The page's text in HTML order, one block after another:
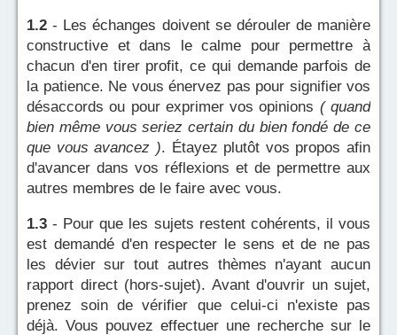
1.2 - Les échanges doivent se dérouler de manière
constructive et dans le calme pour permettre à
chacun d'en tirer profit, ce qui demande parfois de
la patience. Ne vous énervez pas pour signifier vos
désaccords ou pour exprimer vos opinions ( quand
bien même vous seriez certain du bien fondé de ce
que vous avancez ). Étayez plutôt vos propos afin
d'avancer dans vos réflexions et de permettre aux
autres membres de le faire avec vous.
1.3 - Pour que les sujets restent cohérents, il vous
est demandé d'en respecter le sens et de ne pas
les dévier sur tout autres thèmes n'ayant aucun
rapport direct (hors-sujet). Avant d'ouvrir un sujet,
prenez soin de vérifier que celui-ci n'existe pas
déjà. Vous pouvez effectuer une recherche sur le